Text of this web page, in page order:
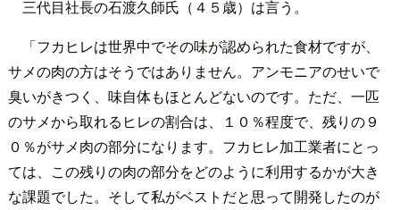
三代目社長の石渡久師氏（４５歳）は言う。
「フカヒレは世界中でその味が認められた食材ですが、
サメの肉の方はそうではありません。アンモニアのせいで
臭いがきつく、味自体もほとんどないのです。ただ、一匹
のサメから取れるヒレの割合は、１０％程度で、残りの９
０％がサメ肉の部分になります。フカヒレ加工業者にとっ
ては、この残りの肉の部分をどのように利用するかが大き
な課題でした。そして私がベストだと思って開発したのが